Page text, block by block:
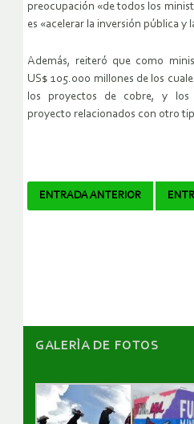
preocupación «de todos los
es «acelerar la inversión pública y
Además, reiteró que como
US$ 105.000 millones de los
los proyectos de cobre, y los
proyecto relacionados con otro
Navegador
ENTRADA ANTERIOR
GALERÌA DE FOTOS